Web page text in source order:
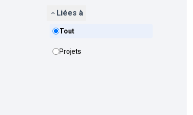
Liées à
Tout
Projets